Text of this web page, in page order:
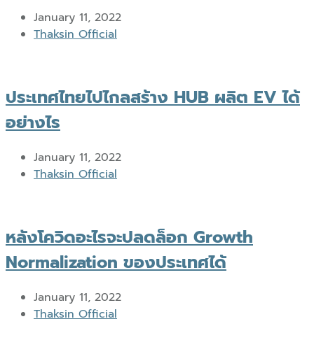
January 11, 2022
Author
Thaksin Official
ประเทศไทยไปไกลสร้าง HUB ผลิต EV ได้
อย่างไร
January 11, 2022
Author
Thaksin Official
หลังโควิดอะไรจะปลดล็อก Growth
Normalization ของประเทศได้
January 11, 2022
Author
Thaksin Official